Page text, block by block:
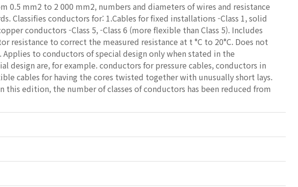
0.5 mm2 to 2 000 mm2, numbers and diameters of wires and resistance
Classifies conductors for: 1.Cables for fixed installations -Class 1, solid
conductors -Class 5, -Class 6 (more flexible than Class 5). Includes
to correct the measured resistance at t °C to 20°C. Does not
to conductors of special design only when stated in the
design are, for example. conductors for pressure cables, conductors in
cables for having the cores twisted together with unusually short lays.
this edition, the number of classes of conductors has been reduced from